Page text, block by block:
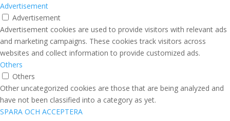
Advertisement
Advertisement
Advertisement cookies are used to provide visitors with relevant ads
and marketing campaigns. These cookies track visitors across
websites and collect information to provide customized ads.
Others
Others
Other uncategorized cookies are those that are being analyzed and
have not been classified into a category as yet.
SPARA OCH ACCEPTERA